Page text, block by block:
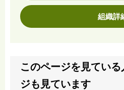
組織詳
このページを見てい
ジも見ています